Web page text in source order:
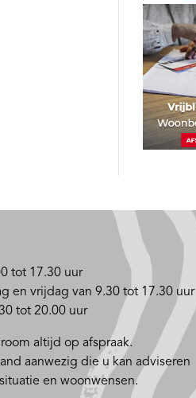
tot 17.30 uur
en vrijdag van 9.30 tot 17.30 uur
tot 20.00 uur
altijd op afspraak.
aanwezig die u kan adviseren
en woonwensen.